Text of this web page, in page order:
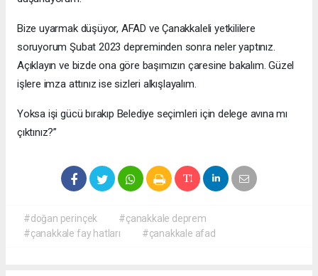
Bize uyarmak düşüyor, AFAD ve Çanakkaleli yetkililere
soruyorum Şubat 2023 depreminden sonra neler yaptınız.
Açıklayın ve bizde ona göre başımızın çaresine bakalım. Güzel
işlere imza attınız ise sizleri alkışlayalım.
Yoksa işi gücü bırakıp Belediye seçimleri için delege avına mı
çıktınız?”
#doğan perinçek
#çanakkale deprem
#çanakkale fay hatları
#çanakkale afad